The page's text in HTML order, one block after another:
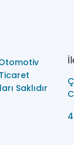
Saklıdır